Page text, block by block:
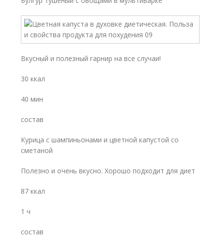
Вкусный и полезный гарнир на все случаи!
30 ккал
40 мин
состав
Курица с шампиньонами и цветной капустой со
сметаной
Полезно и очень вкусно. Хорошо подходит для диет
87 ккал
1 ч
состав